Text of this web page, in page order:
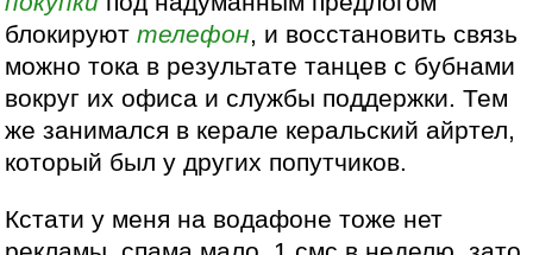
блокируюттелефон, и восстановить связь
можно тока в результате танцев с бубнами
вокруг их офиса и службы поддержки. Тем
же занимался в керале керальский айртел,
который был у других попутчиков.
Кстати у меня на водафоне тоже нет